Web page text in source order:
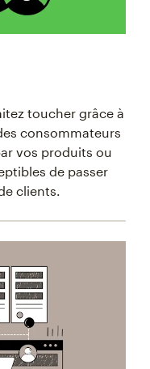
toucher grâce à
consommateurs
vos produits ou
de passer
clients.